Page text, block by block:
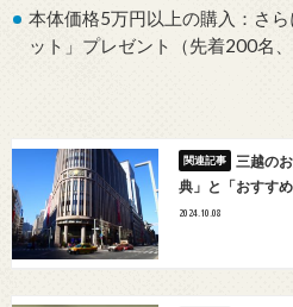
本体価格5万円以上の購入：さ
ット」プレゼント（先着200名
三越の
典」と「おすす
2024.10.08